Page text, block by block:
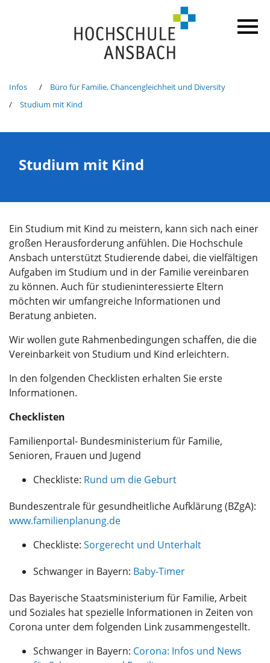
Infos
Büro für Familie, Chancengleichheit und Diversity
Studium mit Kind
Studium mit Kind
Ein Studium mit Kind zu meistern, kann sich nach einer
großen Herausforderung anfühlen. Die Hochschule
Ansbach unterstützt Studierende dabei, die vielfältigen
Aufgaben im Studium und in der Familie vereinbaren
zu können. Auch für studieninteressierte Eltern
möchten wir umfangreiche Informationen und
Beratung anbieten.
Wir wollen gute Rahmenbedingungen schaffen, die die
Vereinbarkeit von Studium und Kind erleichtern.
In den folgenden Checklisten erhalten Sie erste
Informationen.
Checklisten
Familienportal- Bundesministerium für Familie,
Senioren, Frauen und Jugend
Checkliste: Rund um die Geburt
Bundeszentrale für gesundheitliche Aufklärung (BZgA):
www.familienplanung.de
Checkliste: Sorgerecht und Unterhalt
Schwanger in Bayern: Baby-Timer
Das Bayerische Staatsministerium für Familie, Arbeit
und Soziales hat spezielle Informationen in Zeiten von
Corona unter dem folgenden Link zusammengestellt.
Schwanger in Bayern: Corona: Infos und News